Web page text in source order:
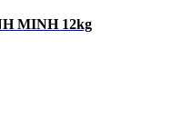
MINH 12kg